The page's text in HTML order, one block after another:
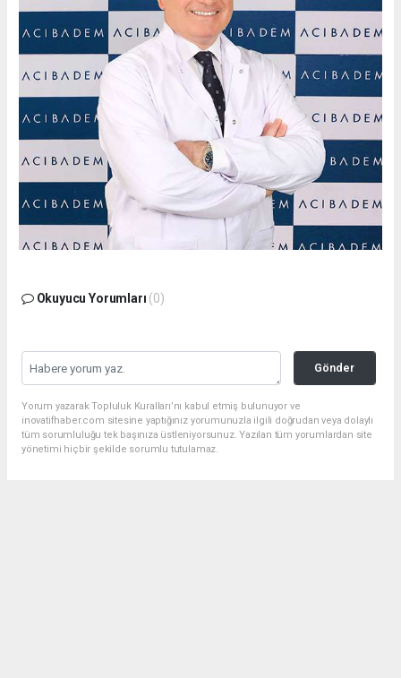
Okuyucu Yorumları (0)
Gönder
Yorum yazarak Topluluk Kuralları’nı kabul etmiş bulunuyor ve
inovatifhaber.com sitesine yaptığınız yorumunuzla ilgili doğrudan veya dolaylı
tüm sorumluluğu tek başınıza üstleniyorsunuz. Yazılan tüm yorumlardan site
yönetimi hiçbir şekilde sorumlu tutulamaz.